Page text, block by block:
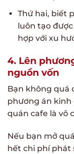
Thứ hai, biết
luôn tạo
hợp với xu
4. Lên
nguồn vốn
Bạn không quá
phương án kinh
quán cafe là vô
Nếu bạn mở
hết chi phí phát